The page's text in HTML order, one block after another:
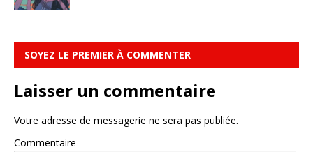
SOYEZ LE PREMIER À COMMENTER
Laisser un commentaire
Votre adresse de messagerie ne sera pas publiée.
Commentaire